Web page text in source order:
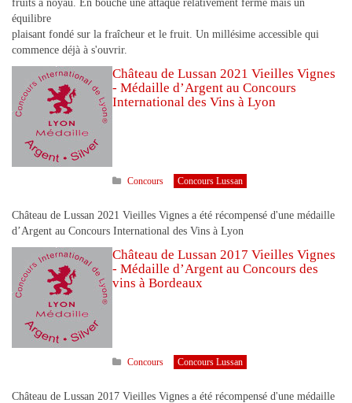
fruits à noyau. En bouche une attaque relativement ferme mais un
équilibre
plaisant fondé sur la fraîcheur et le fruit. Un millésime accessible qui
commence déjà à s'ouvrir.
Château de Lussan 2021 Vieilles Vignes
- Médaille d’Argent au Concours
International des Vins à Lyon
Concours Concours Lussan
Château de Lussan 2021 Vieilles Vignes a été récompensé d'une médaille
d’Argent au Concours International des Vins à Lyon
Château de Lussan 2017 Vieilles Vignes
- Médaille d’Argent au Concours des
vins à Bordeaux
Concours Concours Lussan
Château de Lussan 2017 Vieilles Vignes a été récompensé d'une médaille